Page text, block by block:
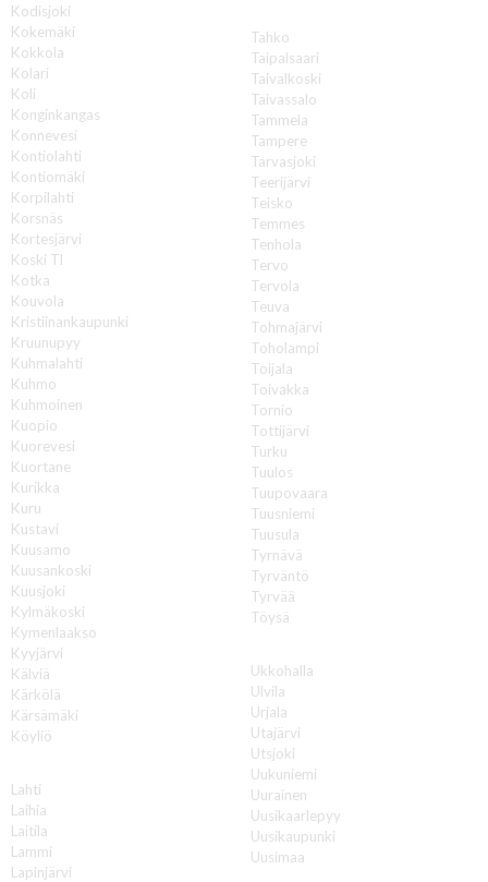
Kodisjoki
Kokemäki
Kokkola
Kolari
Koli
Konginkangas
Konnevesi
Kontiolahti
Kontiomäki
Korpilahti
Korsnäs
Kortesjärvi
Koski Tl
Kotka
Kouvola
Kristiinankaupunki
Kruunupyy
Kuhmalahti
Kuhmo
Kuhmoinen
Kuopio
Kuorevesi
Kuortane
Kurikka
Kuru
Kustavi
Kuusamo
Kuusankoski
Kuusjoki
Kylmäkoski
Kymenlaakso
Kyyjärvi
Kälviä
Kärkölä
Kärsämäki
Köyliö
Lahti
Laihia
Laitila
Lammi
Lapinjärvi
Tahko
Taipalsaari
Taivalkoski
Taivassalo
Tammela
Tampere
Tarvasjoki
Teerijärvi
Teisko
Temmes
Tenhola
Tervo
Tervola
Teuva
Tohmajärvi
Toholampi
Toijala
Toivakka
Tornio
Tottijärvi
Turku
Tuulos
Tuupovaara
Tuusniemi
Tuusula
Tyrnävä
Tyrväntö
Tyrvää
Töysä
Ukkohalla
Ulvila
Urjala
Utajärvi
Utsjoki
Uukuniemi
Uurainen
Uusikaarlepyy
Uusikaupunki
Uusimaa